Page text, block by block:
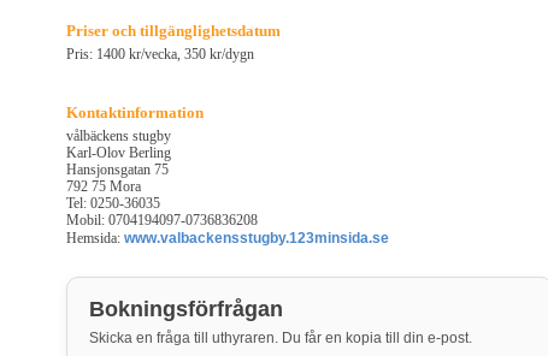
Priser och tillgänglighetsdatum
Pris: 1400 kr/vecka, 350 kr/dygn
Kontaktinformation
vålbäckens stugby
Karl-Olov Berling
Hansjonsgatan 75
792 75 Mora
Tel: 0250-36035
Mobil: 0704194097-0736836208
Hemsida: www.valbackensstugby.123minsida.se
Bokningsförfrågan
Skicka en fråga till uthyraren. Du får en kopia till din e-post.